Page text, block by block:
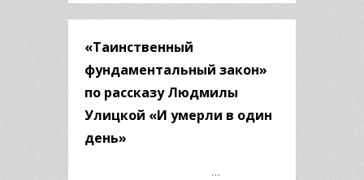
«Таинственный
фундаментальный закон»
по рассказу Людмилы
Улицкой «И умерли в один
день»
…